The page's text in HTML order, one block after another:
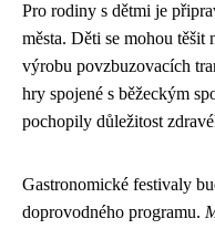
Pro rodiny s dětmi je
města. Děti se mohou
výrobu povzbuzovacích
hry spojené s běžeckým
pochopily důležitost
Gastronomické festivaly
doprovodného programu.